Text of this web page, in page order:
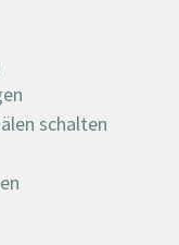
schalten